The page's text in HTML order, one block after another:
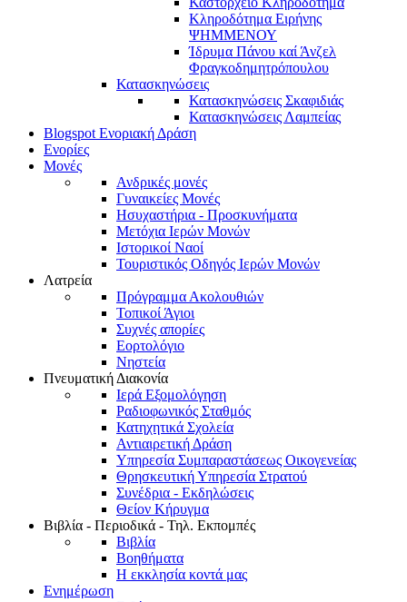
Κληροδότημα Ειρήνης
ΨΗΜΜΕΝΟΥ
Ίδρυμα Πάνου καί Άνζελ
Φραγκοδημητρόπουλου
Κατασκηνώσεις
Κατασκηνώσεις Σκαφιδιάς
Κατασκηνώσεις Λαμπείας
Blogspot Ενοριακή Δράση
Ενορίες
Μονές
Ανδρικές μονές
Γυναικείες Μονές
Ησυχαστήρια - Προσκυνήματα
Μετόχια Ιερών Μονών
Ιστορικοί Ναοί
Τουριστικός Οδηγός Ιερών Μονών
Λατρεία
Πρόγραμμα Ακολουθιών
Τοπικοί Άγιοι
Συχνές απορίες
Εορτολόγιο
Νηστεία
Πνευματική Διακονία
Ιερά Εξομολόγηση
Ραδιοφωνικός Σταθμός
Κατηχητικά Σχολεία
Αντιαιρετική Δράση
Υπηρεσία Συμπαραστάσεως Οικογενείας
Θρησκευτική Υπηρεσία Στρατού
Συνέδρια - Εκδηλώσεις
Θείον Κήρυγμα
Βιβλία - Περιοδικά - Τηλ. Εκπομπές
Βιβλία
Βοηθήματα
Η εκκλησία κοντά μας
Ενημέρωση